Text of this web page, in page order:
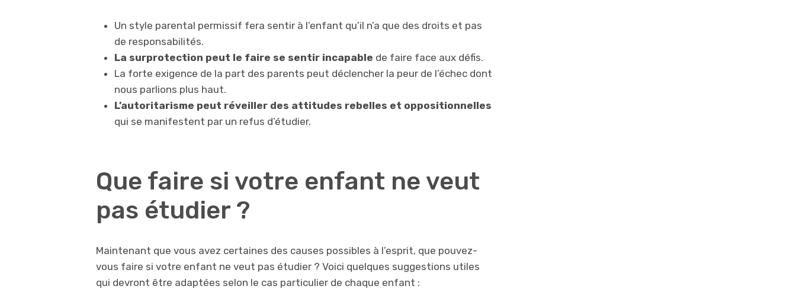
Un style parental permissif fera sentir à l’enfant qu’il n’a que des droits et pas
de responsabilités.
La surprotection peut le faire se sentir incapable de faire face aux défis.
La forte exigence de la part des parents peut déclencher la peur de l’échec dont
nous parlions plus haut.
L’autoritarisme peut réveiller des attitudes rebelles et oppositionnelles
qui se manifestent par un refus d’étudier.
Que faire si votre enfant ne veut
pas étudier ?
Maintenant que vous avez certaines des causes possibles à l’esprit, que pouvez-
vous faire si votre enfant ne veut pas étudier ? Voici quelques suggestions utiles
qui devront être adaptées selon le cas particulier de chaque enfant :